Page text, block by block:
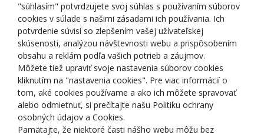
O NÁS
NAKUPOVANIE
ZÁKAZNÍCKA ZÓNA
"súhlasím" potvrdzujete svoj súhlas s používaním súborov
cookies v súlade s našimi zásadami ich používania. Ich
potvrdenie súvisí so zlepšením vašej užívateľskej
skúsenosti, analýzou návštevnosti webu a prispôsobením
obsahu a reklám podľa vašich potrieb a záujmov.
Môžete tiež upraviť svoje nastavenia súborov cookies
kliknutím na "nastavenia cookies". Pre viac informácií o
tom, aké cookies používame a ako ich môžete spravovať
alebo odmietnuť, si prečítajte našu Politiku ochrany
osobných údajov a Cookies.
Pamätajte, že niektoré časti nášho webu môžu bez